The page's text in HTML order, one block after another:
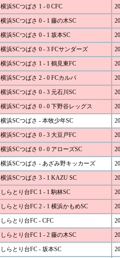
横浜SCつばさ 1 - 0 CFC
横浜SCつばさ 0 - 1 藤の木SC
横浜SCつばさ 0 - 1 坂本SC
横浜SCつばさ 0 - 3 FCサンダーズ
横浜SCつばさ 1 - 1 鶴見東FC
横浜SCつばさ 2 - 0 FCカルパ
横浜SCつばさ 0 - 3 元石川SC
横浜SCつばさ 0 - 0 下野谷レッグス
横浜SCつばさ - 本牧少年SC
横浜SCつばさ 0 - 3 大豆戸FC
横浜SCつばさ 0 - 0 アローズSC
横浜SCつばさ - あざみ野キッカーズ
横浜SCつばさ 3 - 1 KAZU SC
しらとり台FC 1 - 1 駒林SC
しらとり台FC 2 - 1 横浜かもめSC
しらとり台FC - CFC
しらとり台FC 1 - 2 藤の木SC
しらとり台FC - 坂本SC